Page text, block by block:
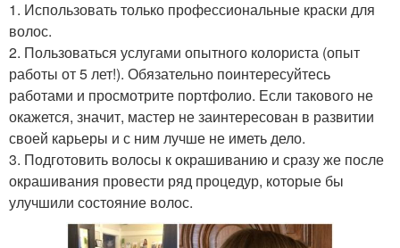
1. Использовать только профессиональные краски для
волос.
2. Пользоваться услугами опытного колориста (опыт
работы от 5 лет!). Обязательно поинтересуйтесь
работами и просмотрите портфолио. Если такового не
окажется, значит, мастер не заинтересован в развитии
своей карьеры и с ним лучше не иметь дело.
3. Подготовить волосы к окрашиванию и сразу же после
окрашивания провести ряд процедур, которые бы
улучшили состояние волос.